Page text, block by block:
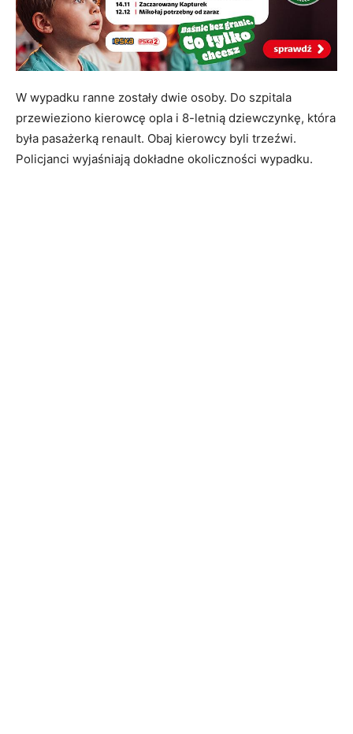
W wypadku ranne zostały dwie osoby. Do szpitala
przewieziono kierowcę opla i 8-letnią dziewczynkę, która
była pasażerką renault. Obaj kierowcy byli trzeźwi.
Policjanci wyjaśniają dokładne okoliczności wypadku.